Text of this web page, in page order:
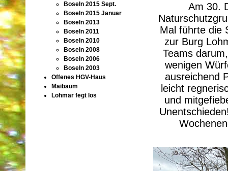
Boseln 2015 Sept.
Boseln 2015 Januar
Boseln 2013
Boseln 2011
Boseln 2010
Boseln 2008
Boseln 2006
Boseln 2003
Offenes HGV-Haus
Maibaum
Lohmar fegt los
Am 30.
Mal führte die
zur Burg
Teams
wenigen
ausreichend
leicht
und